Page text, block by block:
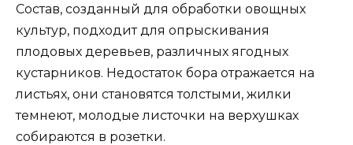
Состав, созданный для обработки овощных
культур, подходит для опрыскивания
плодовых деревьев, различных ягодных
кустарников. Недостаток бора отражается на
листьях, они становятся толстыми, жилки
темнеют, молодые листочки на верхушках
собираются в розетки.